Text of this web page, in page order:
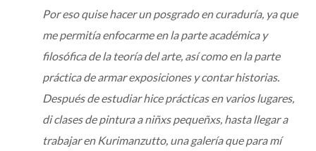
Por eso quise hacer un posgrado en curaduría, ya que
me permitía enfocarme en la parte académica y
filosófica de la teoría del arte, así como en la parte
práctica de armar exposiciones y contar historias.
Después de estudiar hice prácticas en varios lugares,
di clases de pintura a niñxs pequeñxs, hasta llegar a
trabajar en Kurimanzutto, una galería que para mí